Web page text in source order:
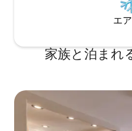
エ
家族と泊まれ